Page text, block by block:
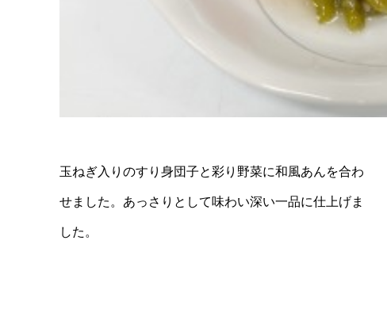
玉ねぎ入りのすり身団子と彩り野菜に和風あんを合わ
せました。あっさりとして味わい深い一品に仕上げま
した。